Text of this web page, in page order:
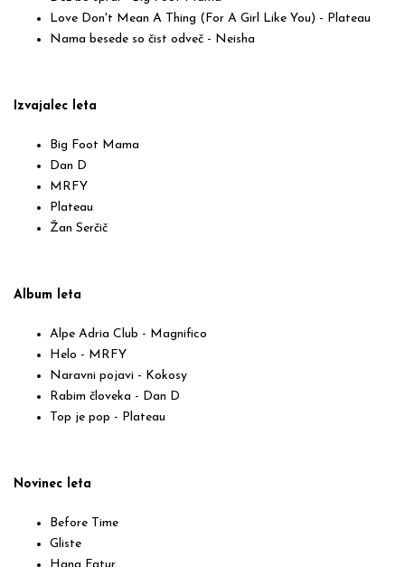
Love Don't Mean A Thing (For A Girl Like You) - Plateau
Nama besede so čist odveč - Neisha
Izvajalec leta
Big Foot Mama
Dan D
MRFY
Plateau
Žan Serčič
Album leta
Alpe Adria Club - Magnifico
Helo - MRFY
Naravni pojavi - Kokosy
Rabim človeka - Dan D
Top je pop - Plateau
Novinec leta
Before Time
Gliste